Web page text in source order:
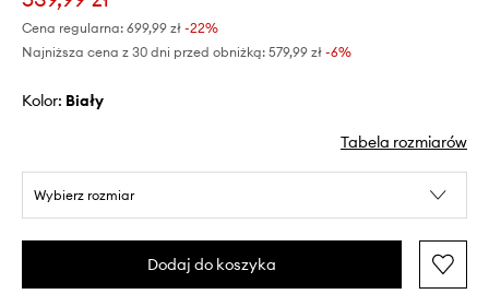
Cena regularna: 699,99 zł -22%
Najniższa cena z 30 dni przed obniżką: 579,99 zł -6%
Kolor: biały
Tabela rozmiarów
Wybierz rozmiar
Dodaj do koszyka